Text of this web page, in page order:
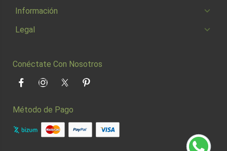
Información
Legal
Conéctate Con Nosotros
FacebookInstagramTwitter Pinterest
Método de Pago